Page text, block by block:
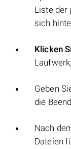
Liste der
sich
Klicken
Geben
die
Nach
Dateien